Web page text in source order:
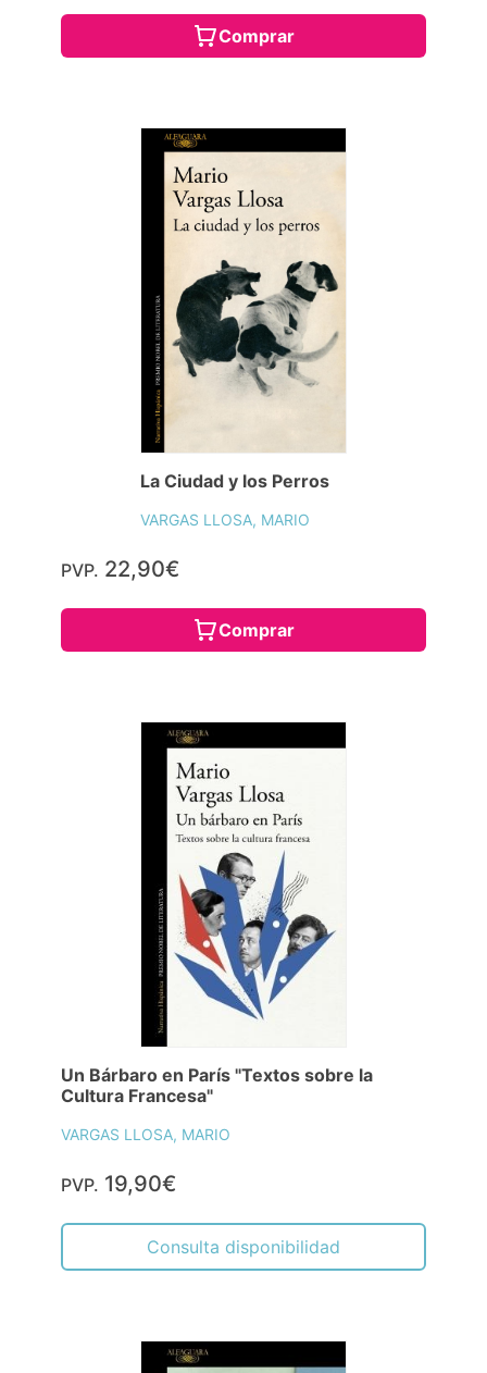
Comprar
La Ciudad y los Perros
VARGAS LLOSA, MARIO
PVP. 22,90€
Comprar
Un Bárbaro en París "Textos sobre la
Cultura Francesa"
VARGAS LLOSA, MARIO
PVP. 19,90€
Consulta disponibilidad